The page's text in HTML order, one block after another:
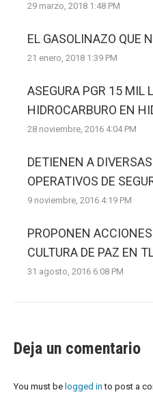
29 marzo, 2018 1:48 PM
EL GASOLINAZO QUE
21 enero, 2018 1:39 PM
ASEGURA PGR 15 MIL
HIDROCARBURO EN
28 noviembre, 2016 4:04 PM
DETIENEN A
OPERATIVOS DE
9 noviembre, 2016 4:19 PM
PROPONEN
CULTURA DE PAZ EN
31 agosto, 2016 6:08 PM
Deja un comentario
You must be logged in to post a